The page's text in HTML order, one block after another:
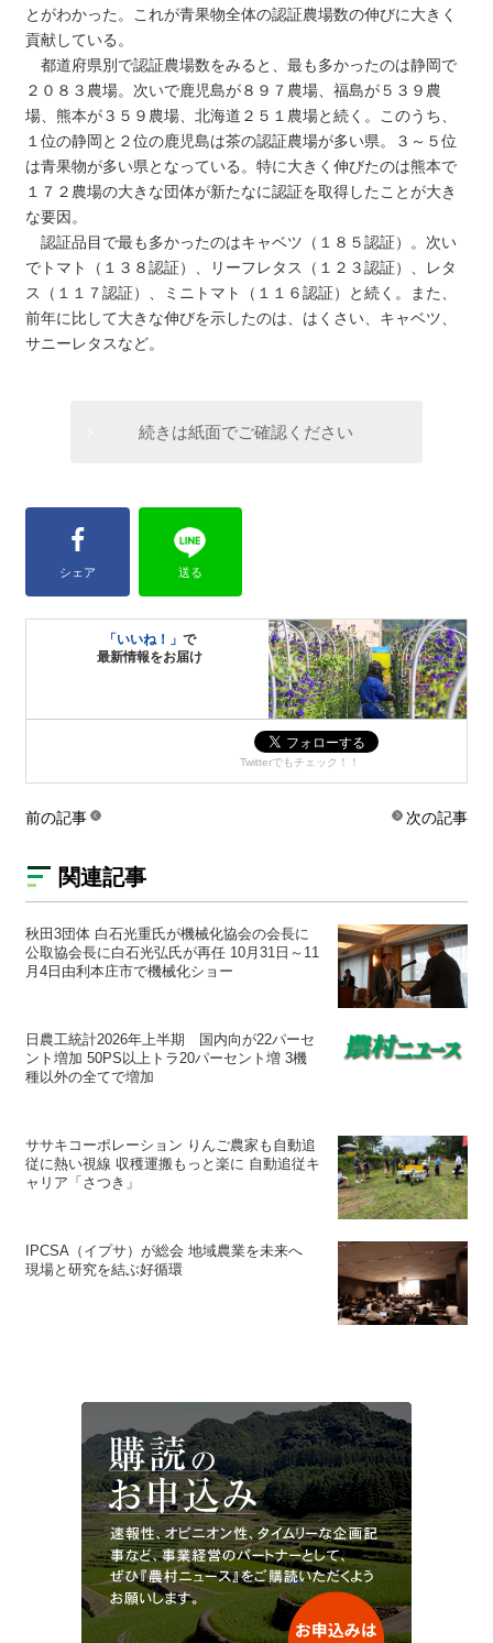
とがわかった。これが青果物全体の認証農場数の伸びに大きく
貢献している。
都道府県別で認証農場数をみると、最も多かったのは静岡で
２０８３農場。次いで鹿児島が８９７農場、福島が５３９農
場、熊本が３５９農場、北海道２５１農場と続く。このうち、
１位の静岡と２位の鹿児島は茶の認証農場が多い県。３～５位
は青果物が多い県となっている。特に大きく伸びたのは熊本で
１７２農場の大きな団体が新たなに認証を取得したことが大き
な要因。
認証品目で最も多かったのはキャベツ（１８５認証）。次い
でトマト（１３８認証）、リーフレタス（１２３認証）、レタ
ス（１１７認証）、ミニトマト（１１６認証）と続く。また、
前年に比して大きな伸びを示したのは、はくさい、キャベツ、
サニーレタスなど。
続きは紙面でご確認ください
シェア 送る
「いいね！」で
最新情報をお届け
Twitterでもチェック！！
前の記事 次の記事
関連記事
秋田3団体 白石光重氏が機械化協会の会長に
公取協会長に白石光弘氏が再任 10月31日～11
月4日由利本庄市で機械化ショー
日農工統計2026年上半期 国内向が22パーセ
ント増加 50PS以上トラ20パーセント増 3機
種以外の全てで増加
ササキコーポレーション りんご農家も自動追
従に熱い視線 収穫運搬もっと楽に 自動追従キ
ャリア「さつき」
IPCSA（イプサ）が総会 地域農業を未来へ
現場と研究を結ぶ好循環